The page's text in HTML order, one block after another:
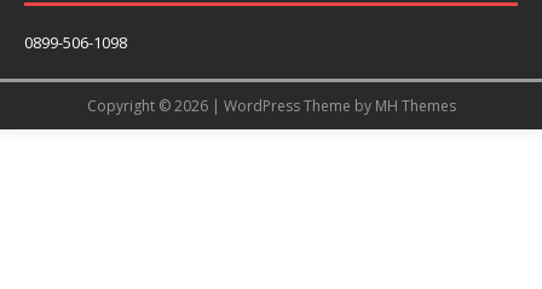
0899-506-1098
Copyright © 2026 | WordPress Theme by MH Themes